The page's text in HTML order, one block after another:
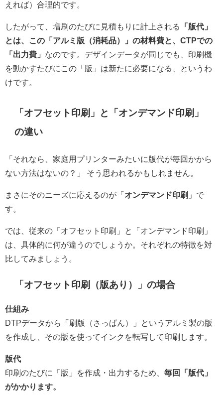
えれば）合理的です。
したがって、増刷のたびに見積もりに計上される
「版代」
とは、この「アルミ版（消耗品）」の材料費と、CTPでの
「出力費」 なのです。デザインデータが同じでも、印刷機
を動かすたびにこの「版」は新たに必要になる、というわ
けです。
「オフセット印刷」と「オンデマンド印刷」
の違い
「それなら、家庭用プリンターみたいに版代が毎回かから
ない方法はないの？」 そう思われるかもしれません。
まさにそのニーズに応えるのが「 オンデマンド印刷 」で
す。
では、従来の「オフセット印刷」と「オンデマンド印刷」
は、具体的に何が違うのでしょうか。それぞれの特徴を対
比してみましょう。
「オフセット印刷（版あり）」の場合
仕組み
DTPデータから「刷版（さっぱん）」というアルミ製の版
を作成し、その版を使ってインクを転写して印刷します。
版代
印刷のたびに「版」を作成・出力するため、 毎回「版代」
がかかります。